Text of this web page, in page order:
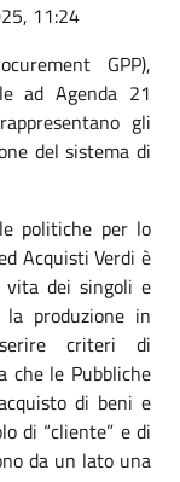
11:24
GPP),
ad Agenda 21
gli
del sistema di
politiche per lo
Acquisti Verdi è
vita dei singoli e
produzione in
criteri di
che le Pubbliche
di beni e
di “cliente” e di
da un lato una